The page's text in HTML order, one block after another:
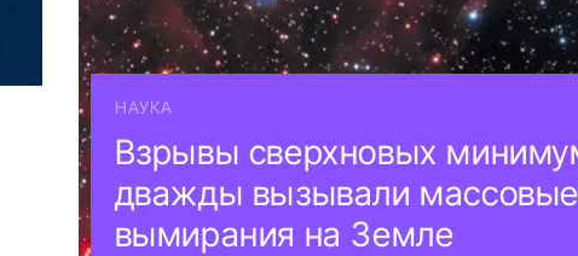
НАУКА
Взрывы сверхновых
дважды вызывали
вымирания на Земле